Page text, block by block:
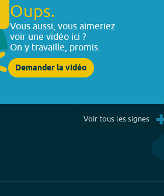
Oups.
Vous aussi, vous aimeriez
voir une vidéo ici ?
On y travaille, promis.
Demander la vidéo
Voir tous les signes